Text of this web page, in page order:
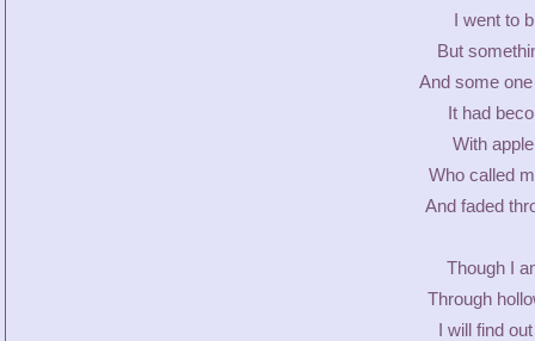
I went to
But
And some
It had
With
Who called
And faded
Though I
Through
I will find